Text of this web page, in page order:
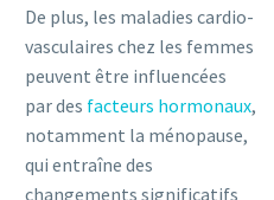
De plus, les maladies cardio-
vasculaires chez les femmes
peuvent être influencées
par des facteurs hormonaux,
notamment la ménopause,
qui entraîne des
changements significatifs